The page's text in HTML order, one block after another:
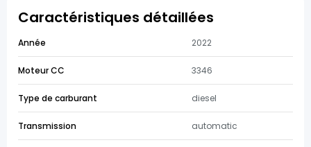
Caractéristiques détaillées
Année 2022
Moteur CC 3346
Type de carburant diesel
Transmission automatic